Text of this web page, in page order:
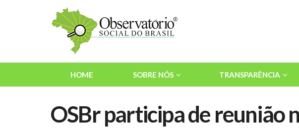
HOME SOBRE NÓS TRANSPARÊNCIA
OSBr participa de reunião